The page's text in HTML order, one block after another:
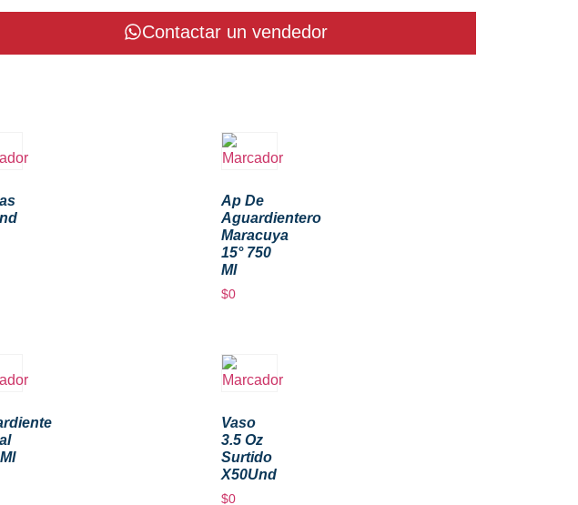
Contactar un vendedor
Ap De
Aguardientero
Maracuya
15° 750
Ml
$0
Vaso
3.5 Oz
Surtido
X50Und
$0